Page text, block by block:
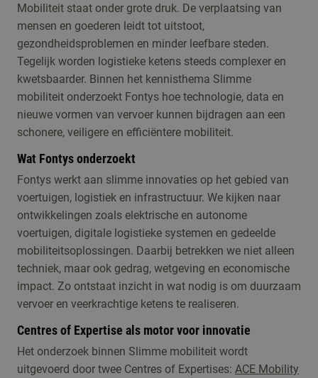
Mobiliteit staat onder grote druk. De verplaatsing van
mensen en goederen leidt tot uitstoot,
gezondheidsproblemen en minder leefbare steden.
Tegelijk worden logistieke ketens steeds complexer en
kwetsbaarder. Binnen het kennisthema Slimme
mobiliteit onderzoekt Fontys hoe technologie, data en
nieuwe vormen van vervoer kunnen bijdragen aan een
schonere, veiligere en efficiëntere mobiliteit.
Wat Fontys onderzoekt
Fontys werkt aan slimme innovaties op het gebied van
voertuigen, logistiek en infrastructuur. We kijken naar
ontwikkelingen zoals elektrische en autonome
voertuigen, digitale logistieke systemen en gedeelde
mobiliteitsoplossingen. Daarbij betrekken we niet alleen
techniek, maar ook gedrag, wetgeving en economische
impact. Zo ontstaat inzicht in wat nodig is om duurzaam
vervoer en veerkrachtige ketens te realiseren.
Centres of Expertise als motor voor innovatie
Het onderzoek binnen Slimme mobiliteit wordt
uitgevoerd door twee Centres of Expertises: ACE Mobility